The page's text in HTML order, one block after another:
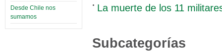
Desde Chile nos
sumamos
La muerte de los 11
Subcategorías